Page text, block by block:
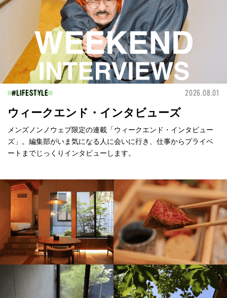
LIFESTYLE 2026.08.01
ウィークエンド・インタビューズ
メンズノンノウェブ限定の連載「ウィークエンド・インタビュー
ズ」。編集部がいま気になる人に会いに行き、仕事からプライベ
ートまでじっくりインタビューします。